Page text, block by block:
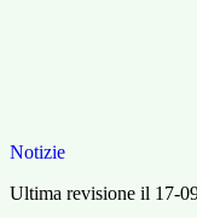
Notizie
Ultima revisione il 17-